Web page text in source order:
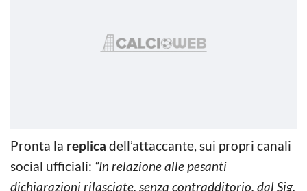
Pronta la replica dell’attaccante, sui propri canali
social ufficiali: “In relazione alle pesanti
dichiarazioni rilasciate, senza contradditorio, dal Sig.